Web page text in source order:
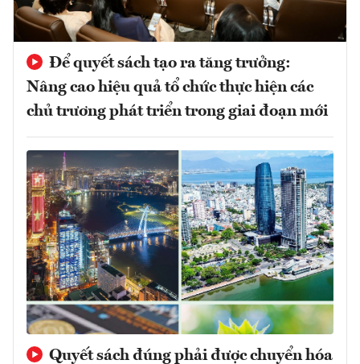
Để quyết sách tạo ra tăng trưởng:
Nâng cao hiệu quả tổ chức thực hiện các
chủ trương phát triển trong giai đoạn mới
Quyết sách đúng phải được chuyển hóa